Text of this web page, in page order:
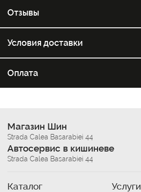
Отзывы
Условия доставки
Оплата
Магазин Шин
Strada Calea Basarabiei 44
Автосервис в кишиневе
Strada Calea Basarabiei 44
Каталог Услуги